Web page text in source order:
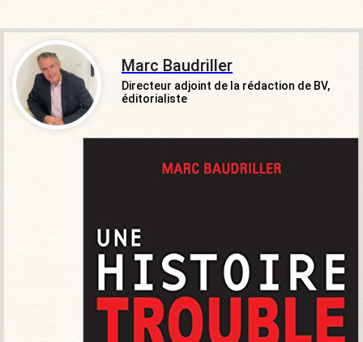
Marc Baudriller
Directeur adjoint de la rédaction de BV,
éditorialiste